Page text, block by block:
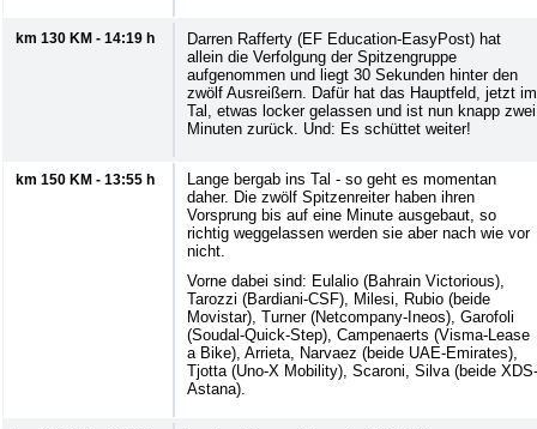
km 130 KM - 14:19 h
Darren Rafferty (EF Education-EasyPost) hat
allein die Verfolgung der Spitzengruppe
aufgenommen und liegt 30 Sekunden hinter den
zwölf Ausreißern. Dafür hat das Hauptfeld, jetzt im
Tal, etwas locker gelassen und ist nun knapp zwei
Minuten zurück. Und: Es schüttet weiter!
km 150 KM - 13:55 h
Lange bergab ins Tal - so geht es momentan
daher. Die zwölf Spitzenreiter haben ihren
Vorsprung bis auf eine Minute ausgebaut, so
richtig weggelassen werden sie aber nach wie vor
nicht.
Vorne dabei sind: Eulalio (Bahrain Victorious),
Tarozzi (Bardiani-CSF), Milesi, Rubio (beide
Movistar), Turner (Netcompany-Ineos), Garofoli
(Soudal-Quick-Step), Campenaerts (Visma-Lease
a Bike), Arrieta, Narvaez (beide UAE-Emirates),
Tjotta (Uno-X Mobility), Scaroni, Silva (beide XDS-
Astana).